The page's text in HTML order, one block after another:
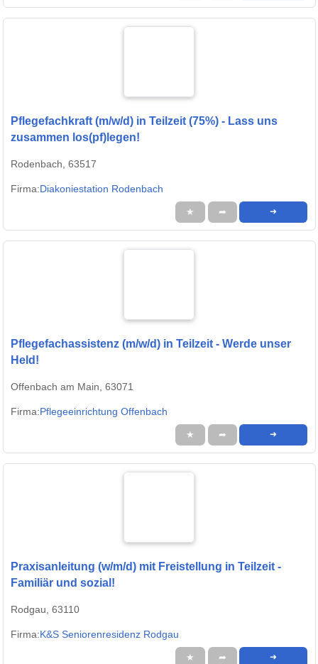
Pflegefachkraft (m/w/d) in Teilzeit (75%) - Lass uns
zusammen los(pf)legen!
Rodenbach, 63517
Firma:Diakoniestation Rodenbach
★ ➦ ➜
Pflegefachassistenz (m/w/d) in Teilzeit - Werde unser
Held!
Offenbach am Main, 63071
Firma:Pflegeeinrichtung Offenbach
★ ➦ ➜
Praxisanleitung (w/m/d) mit Freistellung in Teilzeit -
Familiär und sozial!
Rodgau, 63110
Firma:K&S Seniorenresidenz Rodgau
★ ➦ ➜